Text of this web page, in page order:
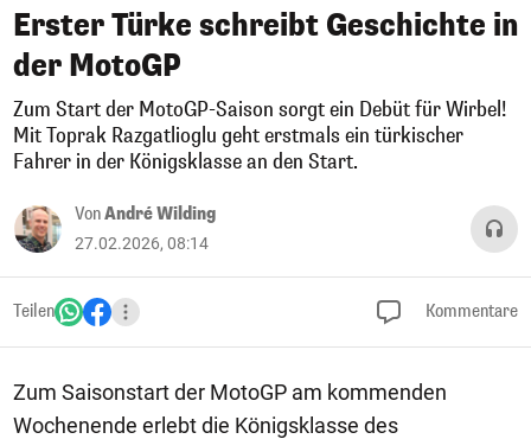
Erster Türke schreibt Geschichte in
der MotoGP
Zum Start der MotoGP-Saison sorgt ein Debüt für Wirbel!
Mit Toprak Razgatlioglu geht erstmals ein türkischer
Fahrer in der Königsklasse an den Start.
VonAndré Wilding
27.02.2026, 08:14
Teilen Kommentare
Zum Saisonstart der MotoGP am kommenden
Wochenende erlebt die Königsklasse des